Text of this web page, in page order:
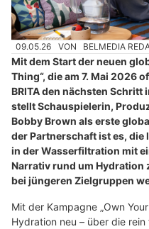
09.05.26 VON BELMEDIA
Mit dem Start der neuen
Thing“, die am 7. Mai 2026
BRITA den nächsten
stellt Schauspielerin,
Bobby Brown als erste
der Partnerschaft ist es, die
in der Wasserfiltration mit
Narrativ rund um Hydration
bei jüngeren Zielgruppen
Mit der Kampagne „Own
Hydration neu – über die